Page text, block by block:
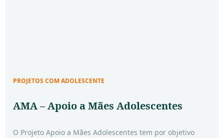
PROJETOS COM ADOLESCENTE
AMA – Apoio a Mães Adolescentes
O Projeto Apoio a Mães Adolescentes tem por objetivo